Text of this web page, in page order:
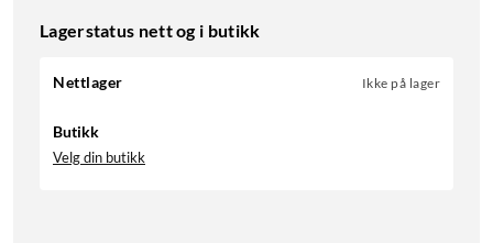
Lagerstatus nett og i butikk
Nettlager Ikke på lager
Butikk
Velg din butikk